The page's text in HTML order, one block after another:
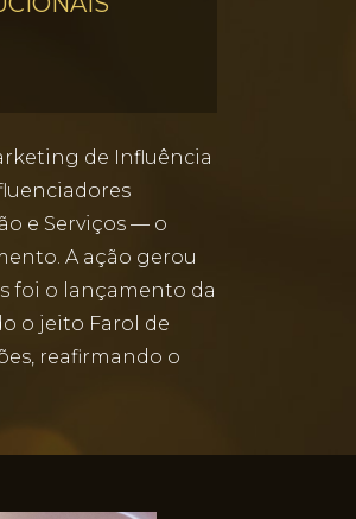
de Influência
e Serviços — o
A ação gerou
foi o lançamento da
o jeito Farol de
reafirmando o